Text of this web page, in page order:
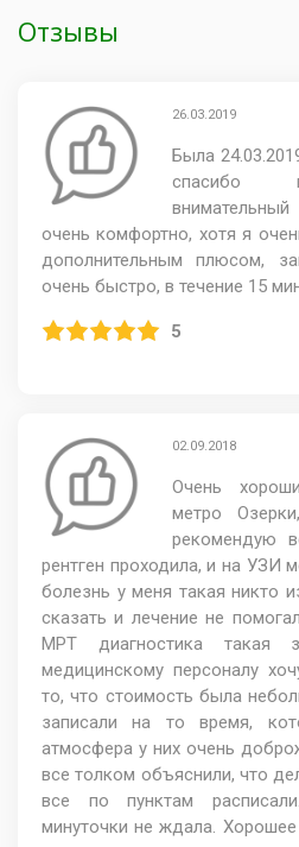
Отзывы
26.03.2019
Была
спасибо
очень комфортно, хотя я
дополнительным плюсом,
очень быстро, в течение 15
5
02.09.2018
Очень
метро
рекомендую
рентген проходила, и на УЗИ
болезнь у меня такая никто
сказать и лечение не
МРТ диагностика такая
медицинскому персоналу
то, что стоимость была
записали на то время,
атмосфера у них очень
все толком объяснили, что
все по пунктам
минуточки не ждала.